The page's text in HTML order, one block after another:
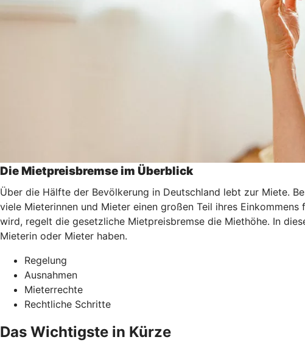
Die Mietpreisbremse im Überblick
Über die Hälfte der Bevölkerung in Deutschland lebt zur Miete.
viele Mieterinnen und Mieter einen großen Teil ihres
wird, regelt die gesetzliche Mietpreisbremse die Miethöhe. In
Mieterin oder Mieter haben.
Regelung
Ausnahmen
Mieterrechte
Rechtliche Schritte
Das Wichtigste in Kürze